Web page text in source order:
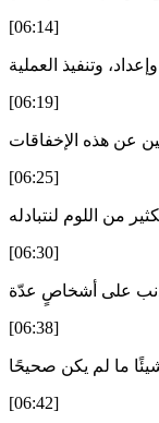
[06:14]
[06:19]
[06:25]
[06:30]
[06:38]
[06:42]